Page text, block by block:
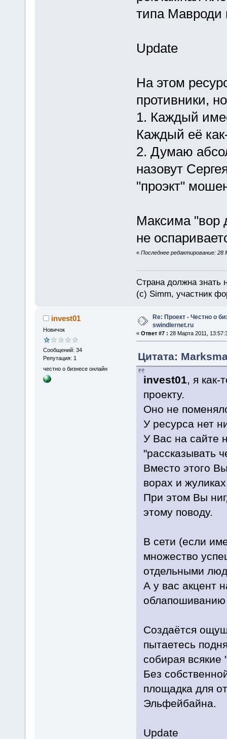
типа
Update
На этом
противники,
1. Каждый
Каждый её
2. Думаю
назовут
"проэкт"
Максима "вор
не
« Последнее редактирование:
Страна должна знать
(c) Simm, участник
invest01
Новичок
Сообщений: 34
Репутация: 1
честно о бизнесе онлайн
Re: Проект - Честно о
swindlernet.ru
« Ответ #7 : 28 Марта 2011,
Цитата:
invest01, я
проекту.
Оно не
У ресурса нет
У Вас на сайте
"рассказывать
Вместо этого
ворах и
При этом Вы
этому поводу.
В сети (если
множество
отдельными
А у вас акцент
облапошиванию
Создаётся
пытаетесь
собирая всякие
Без
площадка для
Эльфейбайна.
Update